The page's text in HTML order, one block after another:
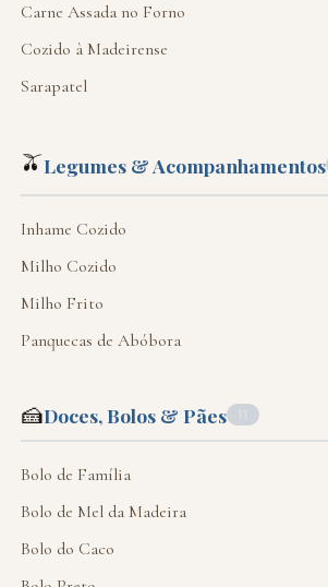
Carne Assada no Forno
Cozido à Madeirense
Sarapatel
🫒Legumes & Acompanhamentos
Inhame Cozido
Milho Cozido
Milho Frito
Panquecas de Abóbora
🍰Doces, Bolos & Pães
Bolo de Família
Bolo de Mel da Madeira
Bolo do Caco